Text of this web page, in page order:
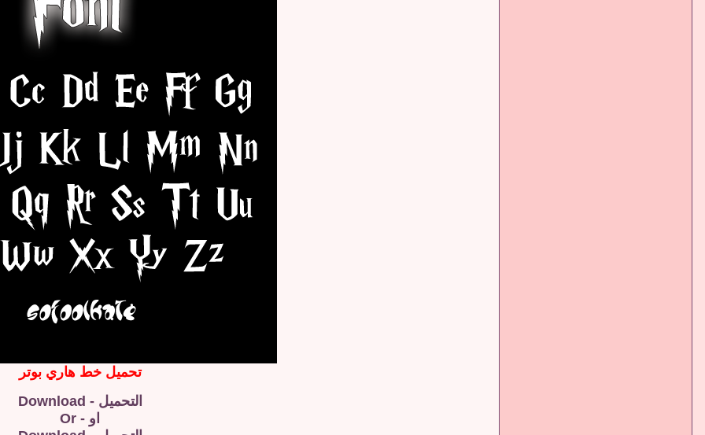
تحميل خط هاري بوتر
التحميل - Download
او - Or